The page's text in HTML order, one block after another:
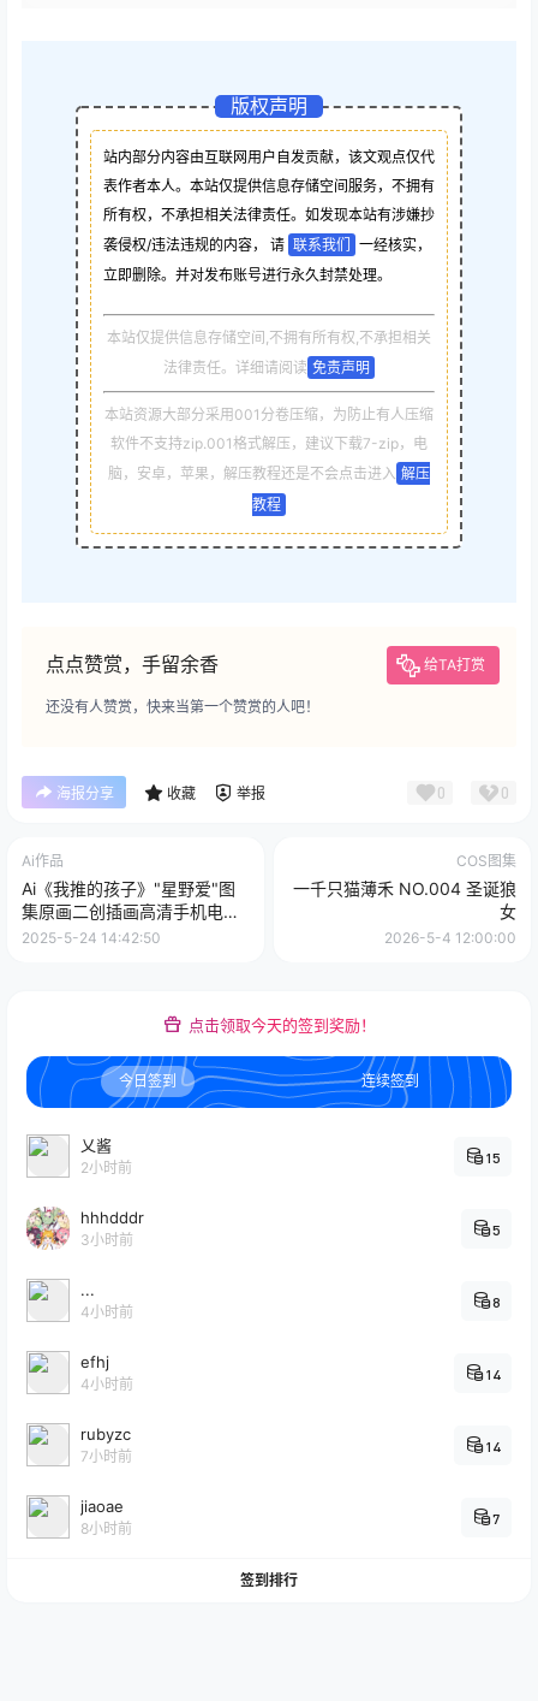
版权声明
站内部分内容由互联网用户自发贡献，该文观点仅代
表作者本人。本站仅提供信息存储空间服务，不拥有
所有权，不承担相关法律责任。如发现本站有涉嫌抄
袭侵权/违法违规的内容， 请 联系我们
一经核实，
立即删除。并对发布账号进行永久封禁处理。
本站仅提供信息存储空间,不拥有所有权,不承担相关
法律责任。详细请阅读 免责声明
本站资源大部分采用001分卷压缩，为防止有人压缩
软件不支持zip.001格式解压，建议下载7-zip，电
脑，安卓，苹果，解压教程还是不会点击进入 解压
教程
点点赞赏，手留余香 给TA打赏
还没有人赞赏，快来当第一个赞赏的人吧！
海报分享 收藏 举报 0 0
Ai作品
Ai《我推的孩子》"星野爱"图
集原画二创插画高清手机电脑
动漫壁纸图片素材
2025-5-24 14:42:50
COS图集
一千只猫薄禾 NO.004 圣诞狼
女
2026-5-4 12:00:00
点击领取今天的签到奖励！
今日签到 连续签到
乂酱
2小时前
15
hhhdddr
3小时前
5
...
4小时前
8
efhj
4小时前
14
rubyzc
7小时前
14
jiaoae
8小时前
7
签到排行